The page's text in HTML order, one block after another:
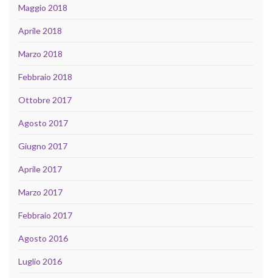
Maggio 2018
Aprile 2018
Marzo 2018
Febbraio 2018
Ottobre 2017
Agosto 2017
Giugno 2017
Aprile 2017
Marzo 2017
Febbraio 2017
Agosto 2016
Luglio 2016